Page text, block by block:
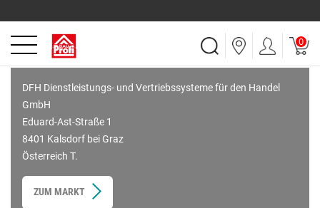
0
DFH Dienstleistungs- und Vertriebssysteme für den Handel
GmbH
Eduard-Ast-Straße 1
8401 Kalsdorf bei Graz
Österreich T.
ZUM MARKT